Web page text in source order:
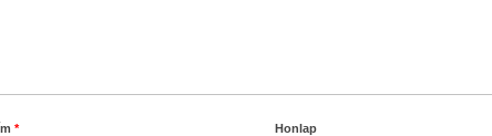
* Honlap